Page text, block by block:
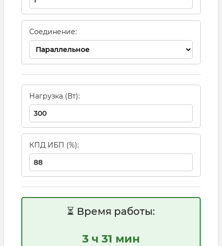
Соединение:
Нагрузка (Вт):
КПД ИБП (%):
⏳ Время работы:
3 ч 31 мин